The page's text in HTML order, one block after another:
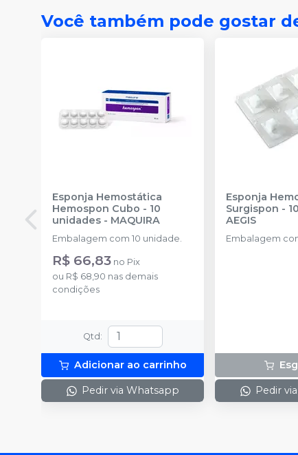
Você também pode gostar
Esponja Hemostática
Hemospon Cubo - 10
unidades - MAQUIRA
Embalagem com 10 unidade.
R$ 66,83 no Pix
ou R$ 68,90 nas demais
condições
Qtd :
Adicionar ao carrinho
Pedir via Whatsapp
Esponja
Surgispon -
AEGIS
Embalagem
Pedir